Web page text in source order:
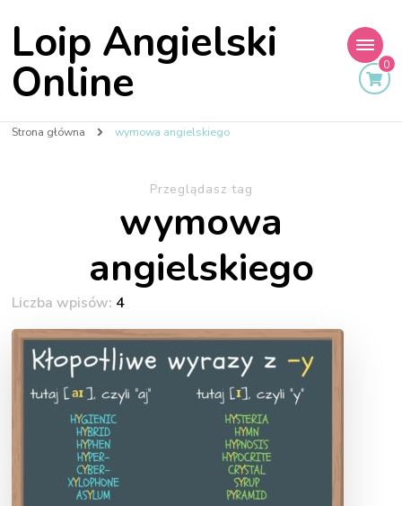
Loip Angielski
Online 0
Strona główna wymowa angielskiego
Przeglądasz tag
wymowa
angielskiego
Liczba wpisów: 4